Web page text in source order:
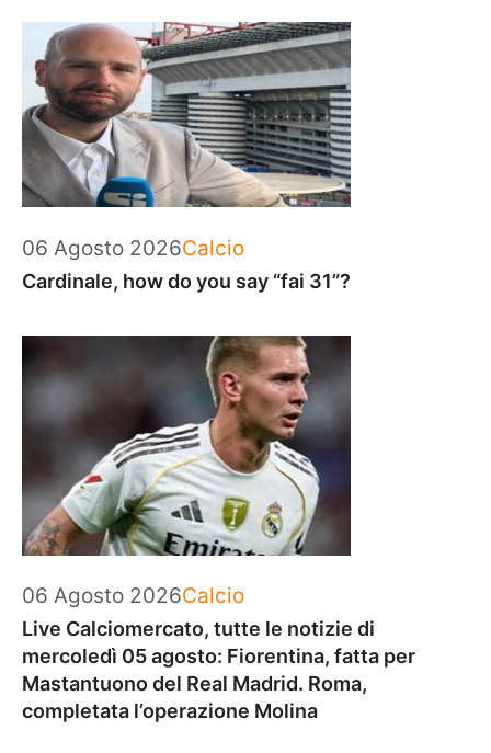
06 Agosto 2026Categorie
Calcio
Cardinale, how do you say “fai 31”?
06 Agosto 2026Categorie
Calcio
Live Calciomercato, tutte le notizie di
mercoledì 05 agosto: Fiorentina, fatta per
Mastantuono del Real Madrid. Roma,
completata l’operazione Molina